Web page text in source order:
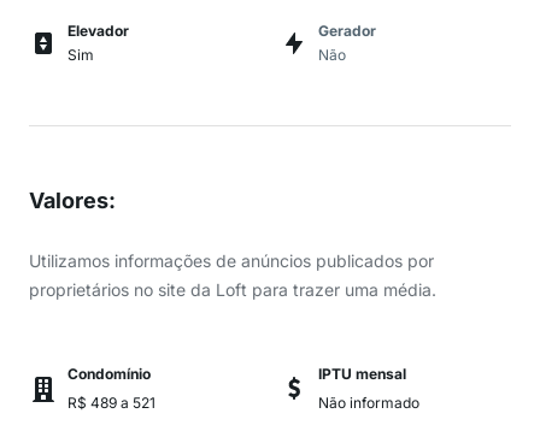
Elevador
Sim
Gerador
Não
Valores:
Utilizamos informações de anúncios publicados por
proprietários no site da Loft para trazer uma média.
Condomínio
R$ 489 a 521
IPTU mensal
Não informado